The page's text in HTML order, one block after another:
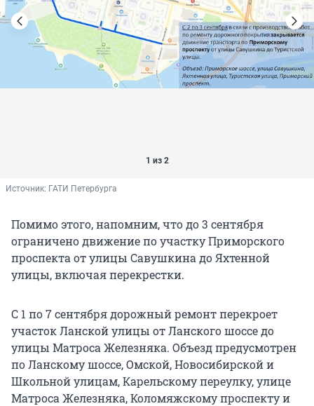
1 из 2
Источник: ГАТИ Петербурга
Помимо этого, напомним, что до 3 сентября
ограничено движение по участку Приморского
проспекта от улицы Савушкина до Яхтенной
улицы, включая перекрестки.
С 1 по 7 сентября дорожный ремонт перекроет
участок Ланской улицы от Ланского шоссе до
улицы Матроса Железняка. Объезд предусмотрен
по Ланскому шоссе, Омской, Новосибирской и
Школьной улицам, Карельскому переулку, улице
Матроса Железняка, Коломяжскому проспекту и